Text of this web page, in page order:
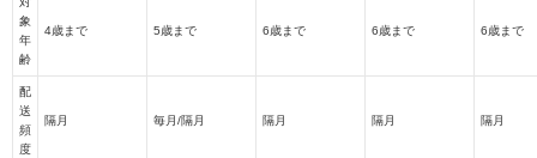
象
年
齢
4歳まで 5歳まで 6歳まで 6歳まで 6歳まで
配
送
頻
度
隔月 毎月/隔月 隔月 隔月 隔月